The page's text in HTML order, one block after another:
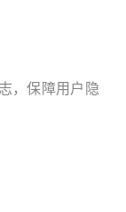
，保障用户隐